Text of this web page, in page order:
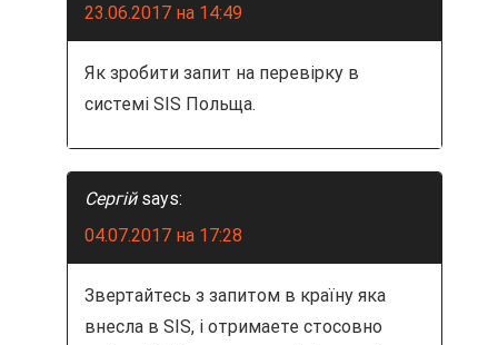
23.06.2017 на 14:49
Як зробити запит на перевірку в
системі SIS Польща.
Сергій says:
04.07.2017 на 17:28
Звертайтесь з запитом в країну яка
внесла в SIS, i отримаете стосовно